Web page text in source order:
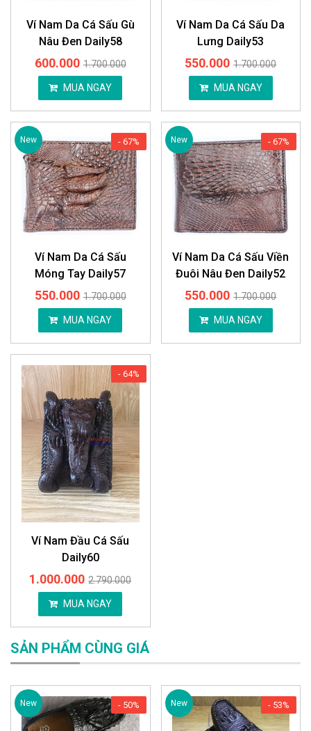
Ví Nam Da Cá Sấu Gù
Nâu Đen Daily58
600.000 1.700.000
MUA NGAY
Ví Nam Da Cá Sấu Da
Lưng Daily53
550.000 1.700.000
MUA NGAY
New - 67%
Ví Nam Da Cá Sấu
Móng Tay Daily57
550.000 1.700.000
MUA NGAY
New - 67%
Ví Nam Da Cá Sấu Viền
Đuôi Nâu Đen Daily52
550.000 1.700.000
MUA NGAY
- 64%
Ví Nam Đầu Cá Sấu
Daily60
1.000.000 2.790.000
MUA NGAY
SẢN PHẨM CÙNG GIÁ
New - 50% New - 53%